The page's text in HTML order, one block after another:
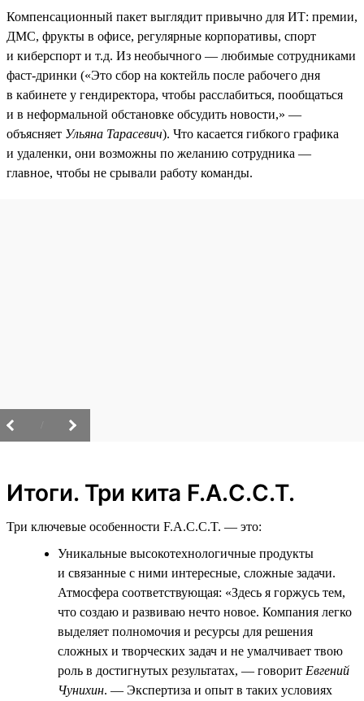
Компенсационный пакет выглядит привычно для ИТ: премии,
ДМС, фрукты в офисе, регулярные корпоративы, спорт
и киберспорт и т.д. Из необычного — любимые сотрудниками
фаст-дринки («Это сбор на коктейль после рабочего дня
в кабинете у гендиректора, чтобы расслабиться, пообщаться
и в неформальной обстановке обсудить новости,» —
объясняет Ульяна Тарасевич). Что касается гибкого графика
и удаленки, они возможны по желанию сотрудника —
главное, чтобы не срывали работу команды.
Итоги. Три кита F.A.C.C.T.
Три ключевые особенности F.A.C.C.T. — это:
Уникальные высокотехнологичные продукты
и связанные с ними интересные, сложные задачи.
Атмосфера соответствующая: «Здесь я горжусь тем,
что создаю и развиваю нечто новое. Компания легко
выделяет полномочия и ресурсы для решения
сложных и творческих задач и не умалчивает твою
роль в достигнутых результатах, — говорит Евгений
Чунихин. — Экспертиза и опыт в таких условиях